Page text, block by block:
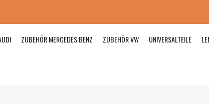
ZUBEHÖR MERCEDES BENZ ZUBEHÖR VW UNIVERSALTEILE